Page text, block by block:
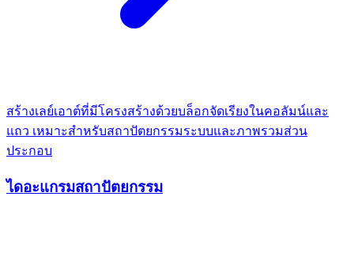
สร้างเลย์เอาต์ที่มีโครงสร้างด้วยบล็อกจัดเรียงในคอลัมน์และ
แถว เหมาะสำหรับสถาปัตยกรรมระบบและภาพรวมส่วน
ประกอบ
ไดอะแกรมสถาปัตยกรรม